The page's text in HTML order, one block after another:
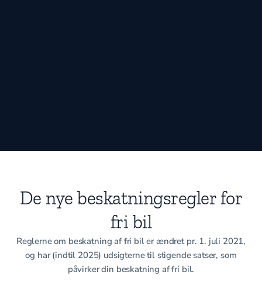
De nye beskatningsregler for
fri bil
Reglerne om beskatning af fri bil er ændret pr. 1. juli 2021,
og har (indtil 2025) udsigterne til stigende satser, som
påvirker din beskatning af fri bil.